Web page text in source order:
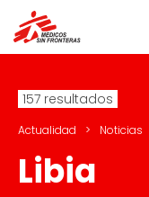
157 resultados
Actualidad > Noticias
Libia